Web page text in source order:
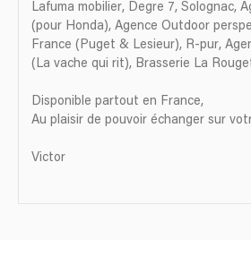
Lafuma mobilier, Degre 7, Solognac,
(pour Honda), Agence Outdoor
France (Puget & Lesieur), R-pur,
(La vache qui rit), Brasserie La
Disponible partout en France,
Au plaisir de pouvoir échanger sur
Victor